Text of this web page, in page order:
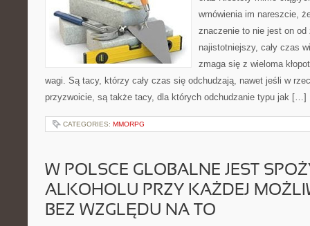
wmówienia im nareszcie,
znaczenie to nie jest on
najistotniejszy, cały czas
zmaga się z wieloma
wagi. Są tacy, którzy cały czas się odchudzają, nawet jeśli w
przyzwoicie, są także tacy, dla których odchudzanie typu jak […]
CATEGORIES: MMORPG
W POLSCE GLOBALNE JEST
ALKOHOLU PRZY KAŻDEJ
BEZ WZGLĘDU NA TO